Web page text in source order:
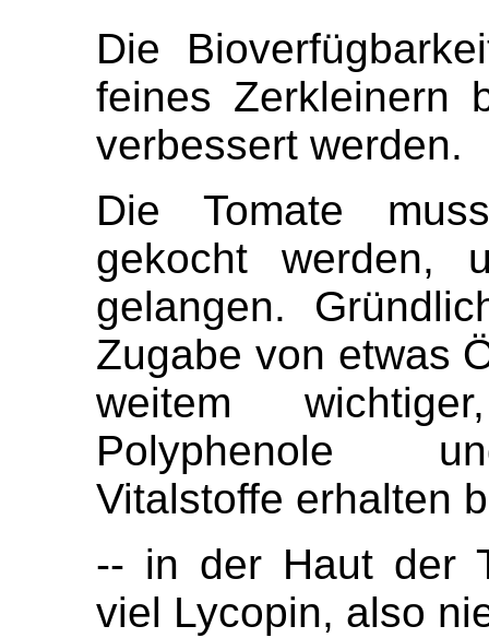
Die
feines Zerkleinern
verbessert werden.
Die Tomate
gekocht werden,
gelangen.
Zugabe von etwas
weitem
Polyphenole
Vitalstoffe erhalten
-- in der Haut der
viel Lycopin, also